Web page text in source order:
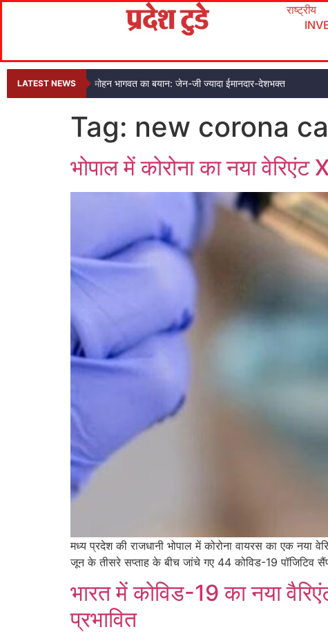
राष्ट्रीय
LATEST NEWS मोहन भागवत का बयान: जेन-जी ज्यादा ईमानदार-देशभक्त
Tag: new corona
भोपाल में कोरोना का नया
मध्य प्रदेश की राजधानी भोपाल में कोरोना वायरस का एक नया
जून के तीसरे सप्ताह के बीच जांचे गए 44 कोविड-19 पॉजिटिव
भारत में कोविड-19 का नया
प्रभावित